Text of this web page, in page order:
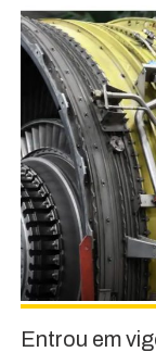
Entrou em